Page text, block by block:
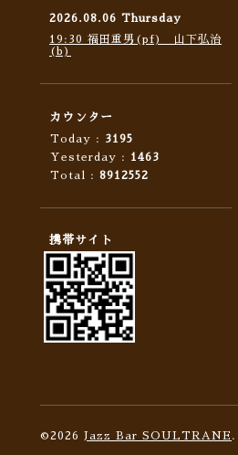
2026.08.06 Thursday
19:30 福田重男(pf) 山下弘治
(b)
カウンター
Today : 3195
Yesterday : 1463
Total : 8912552
携帯サイト
©2026 Jazz Bar SOULTRANE .